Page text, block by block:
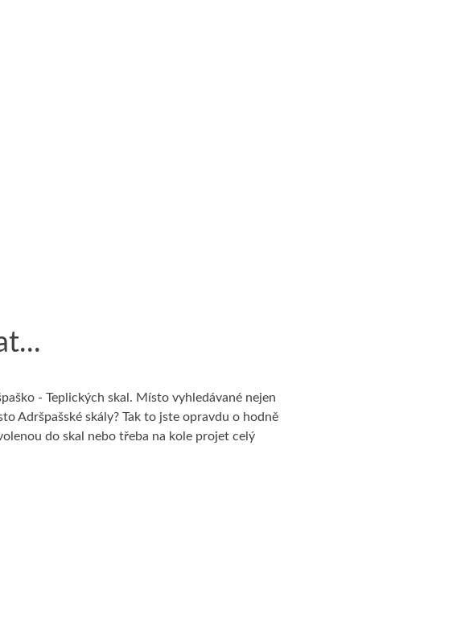
- Teplických skal. Místo vyhledávané nejen
Adršpašské skály? Tak to jste opravdu o hodně
do skal nebo třeba na kole projet celý